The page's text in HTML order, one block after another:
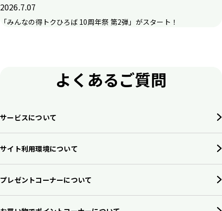
2026.7.07
「みんなの得トクひろば 10周年祭 第2弾」がスタート！
よくあるご質問
サービスについて
サイト利用環境について
プレゼントコーナーについて